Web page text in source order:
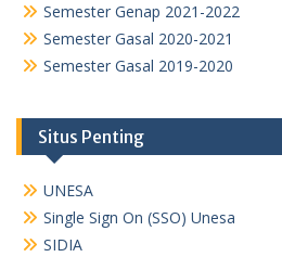
Semester Genap 2021-2022
Semester Gasal 2020-2021
Semester Gasal 2019-2020
Situs Penting
UNESA
Single Sign On (SSO) Unesa
SIDIA